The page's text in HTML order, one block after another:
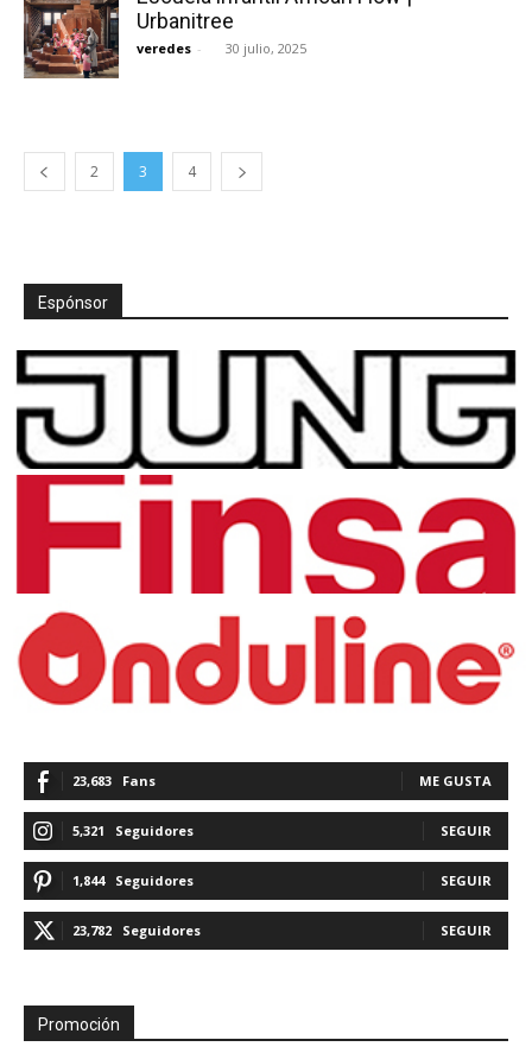
Urbanitree
veredes - 30 julio, 2025
2 3 4
Espónsor
23,683 Fans ME GUSTA
5,321 Seguidores SEGUIR
1,844 Seguidores SEGUIR
23,782 Seguidores SEGUIR
Promoción